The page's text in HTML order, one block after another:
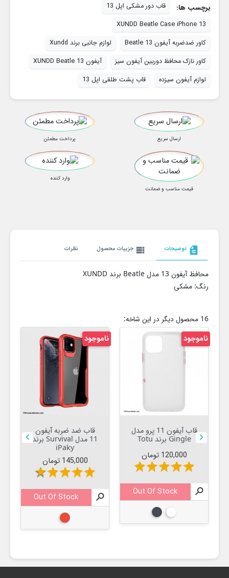
برچسب ها:
قاب دور مشکی اپل 13
XUNDD Beatle Case iPhone 13
کاور ضدضربه آیفون 13 Beatle
لوازم جانبی برند Xundd
کاور نازک محافظ دوربین آیفون سیز
آیفون 13 XUNDD Beatle
لوازم آیفون سیزده
قاب پشت طلقی اپل 13
ارسال سریع پرداخت مطمئن
قیمت مناسب و ضمانت
وارد کننده
description توضیحات view_list جزییات محصول نظرات
محافظ آیفون 13 مدل Beatle برند XUNDD
رنگ: مشکی
16 محصول دیگر در این شاخه:

قاب آیفون 11 پرو مدل
Gingle برند Totu
قیمت
120,000 تومان
star
star
star
star
star

Out Of Stock
سفیدمشکی
ناموجود
قاب ضد ضربه آیفون
11 مدل Survival برند
iPaky
قیمت
145,000 تومان
star
star
star
star
star

Out Of Stock
قرمز
ناموجود
